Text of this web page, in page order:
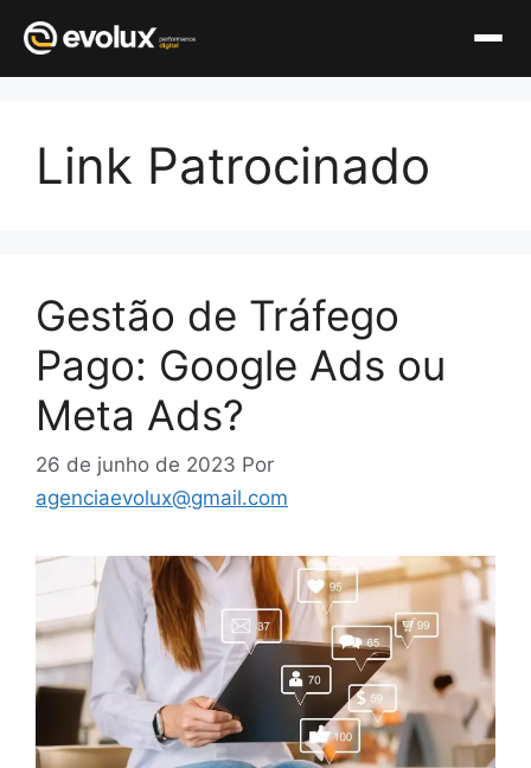
conteúdoLink Patrocinado
Gestão de Tráfego
Pago: Google Ads ou
Meta Ads?
26 de junho de 2023 Por
agenciaevolux@gmail.com